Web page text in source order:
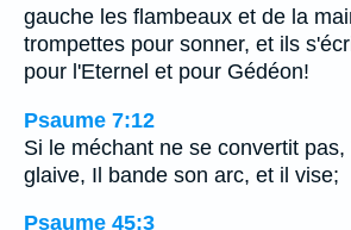
gauche les flambeaux et de la
trompettes pour sonner, et ils
pour l'Eternel et pour Gédéon!
Psaume 7:12
Si le méchant ne se convertit
glaive, Il bande son arc, et il vise;
Psaume 45:3